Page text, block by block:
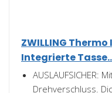
ZWILLING
Integrierte
AUSLAUFSICHER:
Drehverschluss.